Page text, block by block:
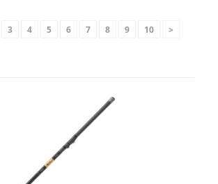
3 4 5 6 7 8 9 10 >